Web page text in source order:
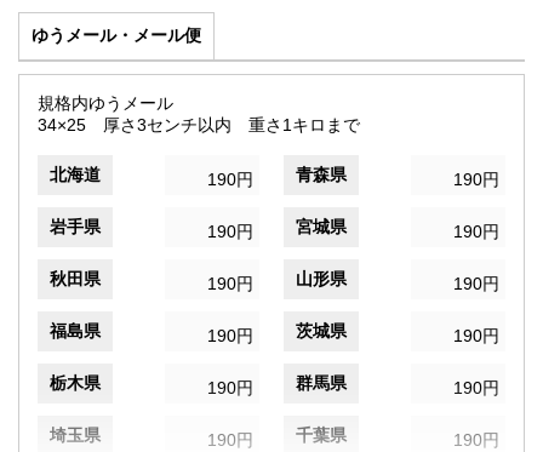
ゆうメール・メール便
規格内ゆうメール
34×25 厚さ3センチ以内 重さ1キロまで
北海道 190円 青森県 190円
岩手県 190円 宮城県 190円
秋田県 190円 山形県 190円
福島県 190円 茨城県 190円
栃木県 190円 群馬県 190円
埼玉県 190円 千葉県 190円